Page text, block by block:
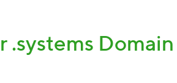
.systems Domain